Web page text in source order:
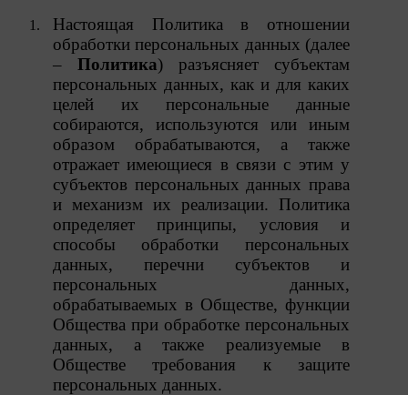
Настоящая Политика в отношении
обработки персональных данных (далее
– Политика) разъясняет субъектам
персональных данных, как и для каких
целей их персональные
данные
собираются, используются или иным
образом обрабатываются, а также
отражает имеющиеся в связи с этим у
субъектов персональных данных права
и механизм их реализации. Политика
определяет принципы, условия и
способы обработки персональных
данных, перечни субъектов и
персональных данных,
обрабатываемых в Обществе, функции
Общества при обработке персональных
данных,
а также реализуемые
в
Обществе
требования к защите
персональных данных.
О политике обработки файлов cookie